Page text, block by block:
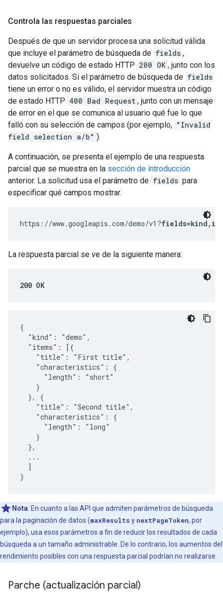
Controla las respuestas parciales
Después de que un servidor procesa una solicitud válida
que incluye el parámetro de búsqueda de fields ,
devuelve un código de estado HTTP 200 OK , junto con los
datos solicitados. Si el parámetro de búsqueda de fields
tiene un error o no es válido, el servidor muestra un código
de estado HTTP 400 Bad Request , junto con un mensaje
de error en el que se comunica al usuario qué fue lo que
falló con su selección de campos (por ejemplo, "Invalid
field selection a/b" ).
A continuación, se presenta el ejemplo de una respuesta
parcial que se muestra en la sección de introducción
anterior. La solicitud usa el parámetro de fields para
especificar qué campos mostrar.
https://www.googleapis.com/demo/v1?
La respuesta parcial se ve de la siguiente manera:
200 OK
{
  "kind": "demo",
  "items": [{
    "title": "First title",
    "characteristics": {
      "length": "short"
    }
  }, {
    "title": "Second title",
    "characteristics": {
      "length": "long"
    }
  },
  ...
  ]
}
Nota: En cuanto a las API que admiten parámetros de búsqueda
para la paginación de datos (maxResults y nextPageToken, por
ejemplo), usa esos parámetros a fin de reducir los resultados de cada
búsqueda a un tamaño administrable. De lo contrario, los aumentos del
rendimiento posibles con una respuesta parcial podrían no realizarse.
Parche (actualización parcial)